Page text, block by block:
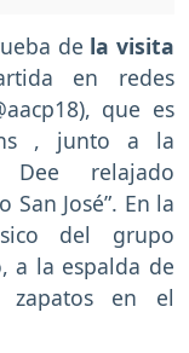
de la visita
en redes
que es
, junto a la
Dee relajado
José”. En la
del grupo
a la espalda de
zapatos en el